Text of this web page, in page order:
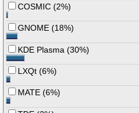
COSMIC (2%)
GNOME (18%)
KDE Plasma (30%)
LXQt (6%)
MATE (6%)